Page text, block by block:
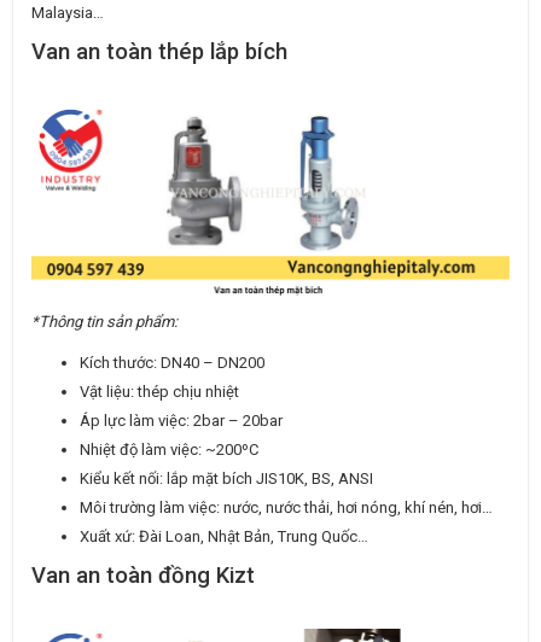
Malaysia…
Van an toàn thép lắp bích
*Thông tin sản phẩm:
Kích thước: DN40 – DN200
Vật liệu: thép chịu nhiệt
Áp lực làm việc: 2bar – 20bar
Nhiệt độ làm việc: ~200ºC
Kiểu kết nối: lắp mặt bích JIS10K, BS, ANSI
Môi trường làm việc: nước, nước thải, hơi nóng, khí nén, hơi…
Xuất xứ: Đài Loan, Nhật Bản, Trung Quốc…
Van an toàn đồng Kizt